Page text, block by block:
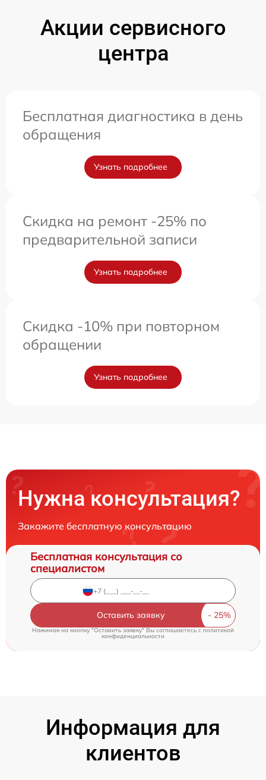
Акции сервисного
центра
Бесплатная диагностика в день
обращения
Узнать подробнее
Скидка на ремонт -25% по
предварительной записи
Узнать подробнее
Скидка -10% при повторном
обращении
Узнать подробнее
Нужна консультация?
Закажите бесплатную консультацию
Бесплатная консультация со
специалистом
Оставить заявку
Нажимая на кнопку "Оставить заявку" Вы соглашаетесь cполитикой
конфиденциальности
Информация для
клиентов